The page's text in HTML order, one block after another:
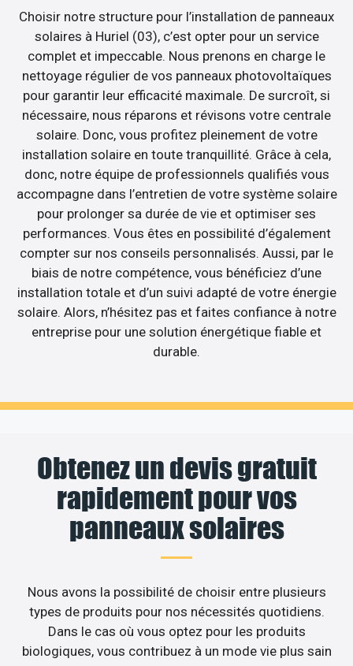
Choisir notre structure pour l’installation de panneaux
solaires à Huriel (03), c’est opter pour un service
complet et impeccable. Nous prenons en charge le
nettoyage régulier de vos panneaux photovoltaïques
pour garantir leur efficacité maximale. De surcroît, si
nécessaire, nous réparons et révisons votre centrale
solaire. Donc, vous profitez pleinement de votre
installation solaire en toute tranquillité. Grâce à cela,
donc, notre équipe de professionnels qualifiés vous
accompagne dans l’entretien de votre système solaire
pour prolonger sa durée de vie et optimiser ses
performances. Vous êtes en possibilité d’également
compter sur nos conseils personnalisés. Aussi, par le
biais de notre compétence, vous bénéficiez d’une
installation totale et d’un suivi adapté de votre énergie
solaire. Alors, n’hésitez pas et faites confiance à notre
entreprise pour une solution énergétique fiable et
durable.
Obtenez un devis gratuit
rapidement pour vos
panneaux solaires
Nous avons la possibilité de choisir entre plusieurs
types de produits pour nos nécessités quotidiens.
Dans le cas où vous optez pour les produits
biologiques, vous contribuez à un mode vie plus sain